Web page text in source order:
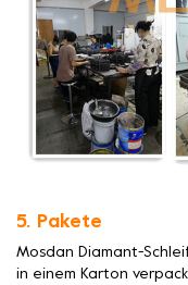
5. Pakete
Mosdan Diamant-
in einem Karton